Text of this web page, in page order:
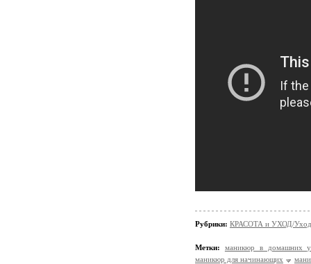
Рубрики: КРАСОТА и УХОД/Уход
Метки:
маникюр в домашних
маникюр для начинающих